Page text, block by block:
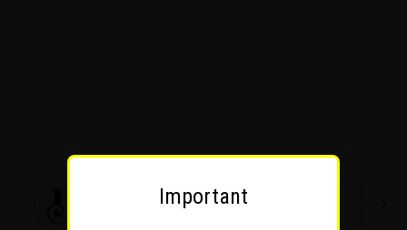
Important